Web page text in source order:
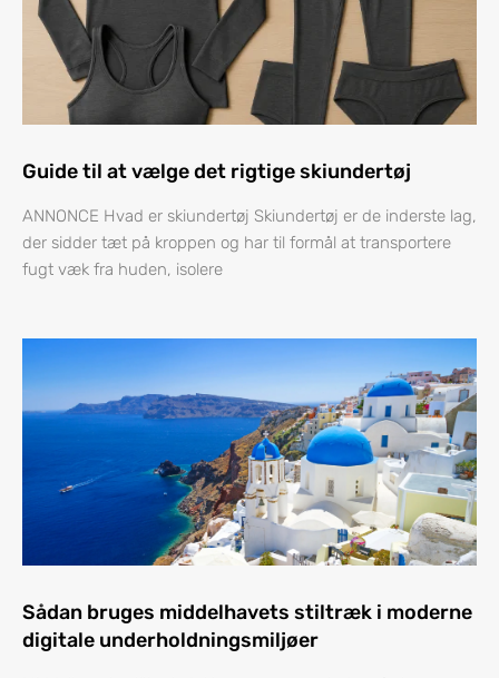
Guide til at vælge det rigtige skiundertøj
ANNONCE Hvad er skiundertøj Skiundertøj er de inderste lag,
der sidder tæt på kroppen og har til formål at transportere
fugt væk fra huden, isolere
Sådan bruges middelhavets stiltræk i moderne
digitale underholdningsmiljøer